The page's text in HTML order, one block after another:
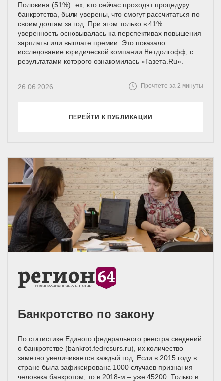
Половина (51%) тех, кто сейчас проходят процедуру
банкротства, были уверены, что смогут рассчитаться по
своим долгам за год. При этом только в 41%
уверенность основывалась на перспективах повышения
зарплаты или выплате премии. Это показало
исследование юридической компании Нетдолгофф, с
результатами которого ознакомилась «Газета.Ru».
26.06.2026 Прочтете за 2 минуты
ПЕРЕЙТИ К ПУБЛИКАЦИИ
Банкротство по закону
По статистике Единого федерального реестра сведений
о банкротстве (bankrot.fedresurs.ru), их количество
заметно увеличивается каждый год. Если в 2015 году в
стране была зафиксирована 1000 случаев признания
человека банкротом, то в 2018-м – уже 45200. Только в